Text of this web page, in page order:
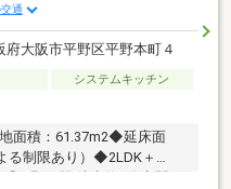
通
府大阪市平野区平野本町４
システムキッチン
面積：61.37m2◆延床面
る制限あり）◆2LDK＋